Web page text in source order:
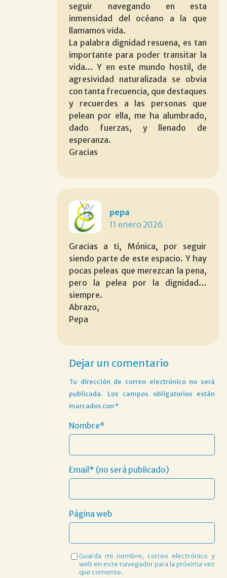
seguir navegando en esta
inmensidad del océano a la que
llamamos vida.
La palabra dignidad resuena, es tan
importante para poder transitar la
vida… Y en este mundo hostil, de
agresividad naturalizada se obvia
con tanta frecuencia, que destaques
y recuerdes a las personas que
pelean por ella, me ha alumbrado,
dado fuerzas, y llenado de
esperanza.
Gracias
pepa
11 enero 2026
Gracias a ti, Mónica, por seguir
siendo parte de este espacio. Y hay
pocas peleas que merezcan la pena,
pero la pelea por la dignidad…
siempre.
Abrazo,
Pepa
Dejar un comentario
Tu dirección de correo electrónico no será
publicada.
Los campos obligatorios están
marcados con*
Nombre*
Email* (no será publicado)
Página web
Guarda mi nombre, correo electrónico y
web en este navegador para la próxima vez
que comente.